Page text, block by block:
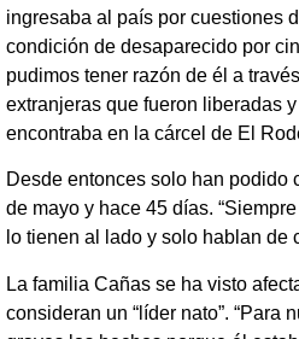
ingresaba al país por cuestiones
condición de desaparecido por
pudimos tener razón de él a
extranjeras que fueron liberadas
encontraba en la cárcel de El
Desde entonces solo han podido
de mayo y hace 45 días.
lo tienen al lado y solo hablan de
La familia Cañas se ha visto
consideran un “líder nato”. “Para